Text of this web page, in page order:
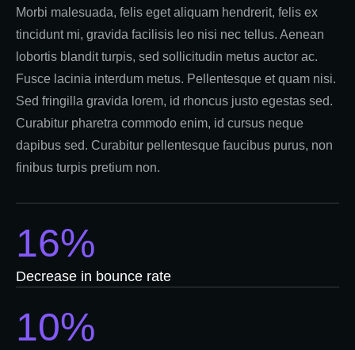
Morbi malesuada, felis eget aliquam hendrerit, felis ex
tincidunt mi, gravida facilisis leo nisi nec tellus. Aenean
lobortis blandit turpis, sed sollicitudin metus auctor ac.
Fusce lacinia interdum metus. Pellentesque et quam nisi.
Sed fringilla gravida lorem, id rhoncus justo egestas sed.
Curabitur pharetra commodo enim, id cursus neque
dapibus sed. Curabitur pellentesque faucibus purus, non
finibus turpis pretium non.
16%
Decrease in bounce rate
10%